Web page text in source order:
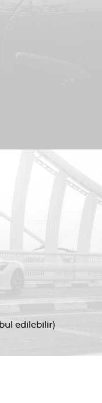
edilebilir)